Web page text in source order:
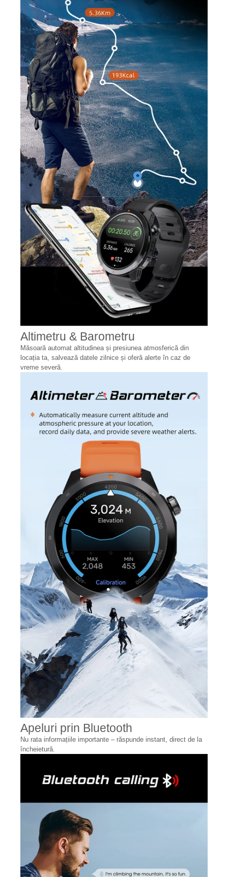
Altimetru & Barometru
Măsoară automat altitudinea și presiunea atmosferică din
locația ta, salvează datele zilnice și oferă alerte în caz de
vreme severă.
Apeluri prin Bluetooth
Nu rata informațiile importante – răspunde instant, direct de la
încheietură.